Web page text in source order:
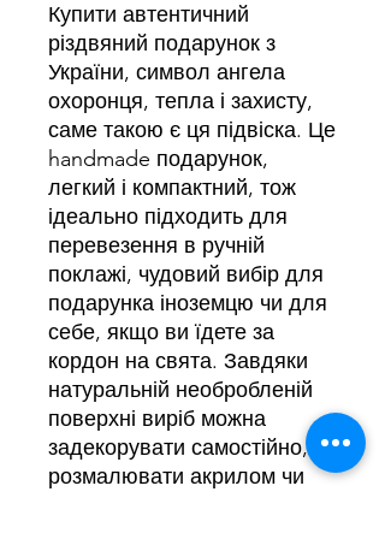
Купити автентичний
різдвяний подарунок з
України, символ ангела
охоронця, тепла і захисту,
саме такою є ця підвіска. Це
handmade подарунок,
легкий і компактний, тож
ідеально підходить для
перевезення в ручній
поклажі, чудовий вибір для
подарунка іноземцю чи для
себе, якщо ви їдете за
кордон на свята. Завдяки
натуральній необробленій
поверхні виріб можна
задекорувати самостійно,
розмалювати акрилом чи